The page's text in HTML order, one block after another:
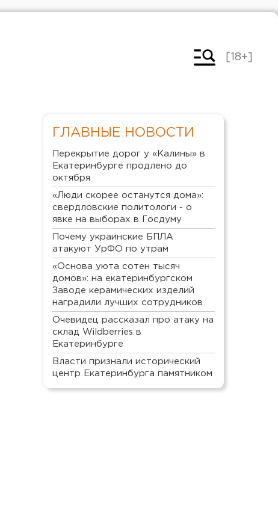
[18+]
ГЛАВНЫЕ НОВОСТИ
Перекрытие дорог у «Калины» в
Екатеринбурге продлено до
октября
«Люди скорее останутся дома»:
свердловские политологи - о
явке на выборах в Госдуму
Почему украинские БПЛА
атакуют УрФО по утрам
«Основа уюта сотен тысяч
домов»: на екатеринбургском
Заводе керамических изделий
наградили лучших сотрудников
Очевидец рассказал про атаку на
склад Wildberries в
Екатеринбурге
Власти признали исторический
центр Екатеринбурга памятником